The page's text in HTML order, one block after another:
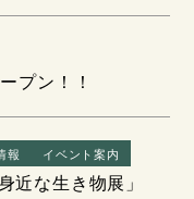
プン！！
報 イベント案内
近な生き物展」